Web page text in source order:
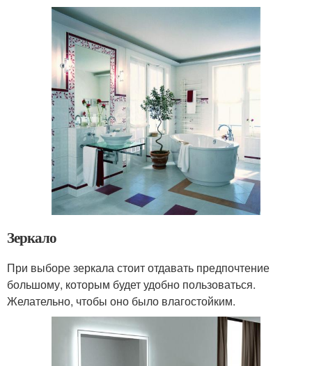
Зеркало
При выборе зеркала стоит отдавать предпочтение
большому, которым будет удобно пользоваться.
Желательно, чтобы оно было влагостойким.